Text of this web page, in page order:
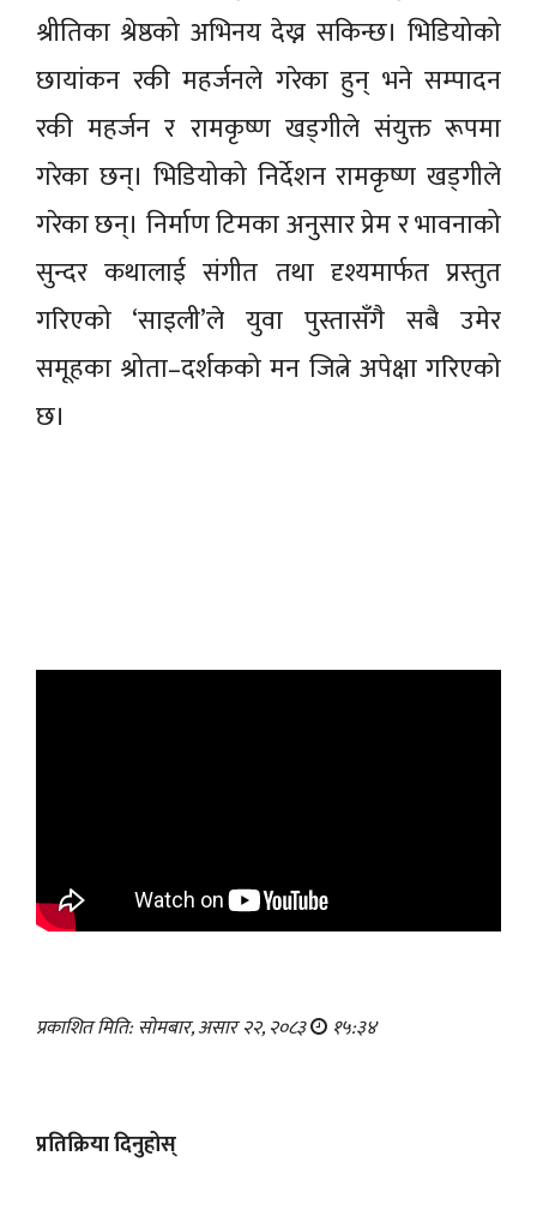
श्रीतिका श्रेष्ठको अभिनय देख्न सकिन्छ। भिडियोको
छायांकन रकी महर्जनले गरेका हुन् भने सम्पादन
रकी महर्जन र रामकृष्ण खड्गीले संयुक्त रूपमा
गरेका छन्। भिडियोको निर्देशन रामकृष्ण खड्गीले
गरेका छन्। निर्माण टिमका अनुसार प्रेम र भावनाको
सुन्दर कथालाई संगीत तथा दृश्यमार्फत प्रस्तुत
गरिएको ‘साइली’ले युवा पुस्तासँगै सबै उमेर
समूहका श्रोता–दर्शकको मन जित्ने अपेक्षा गरिएको
छ।
प्रकाशित मिति: सोमबार, असार २२, २०८३ १५:३४
प्रतिक्रिया दिनुहोस्